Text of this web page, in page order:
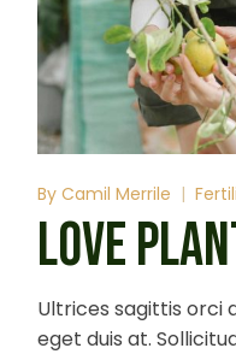
By Camil Merrile
LOVE
Ultrices sagittis orci
eget duis at.